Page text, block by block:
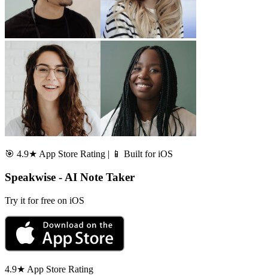
🎯 4.9★ App Store Rating | 📱 Built for iOS
Speakwise - AI Note Taker
Try it for free on iOS
4.9★ App Store Rating